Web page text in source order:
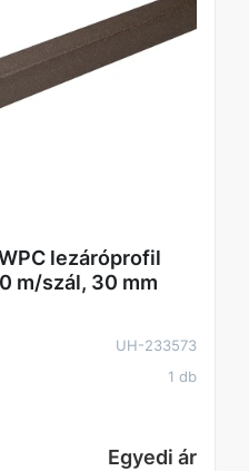
lezáróprofil
m/szál, 30 mm
UH-233573
1 db
Egyedi ár